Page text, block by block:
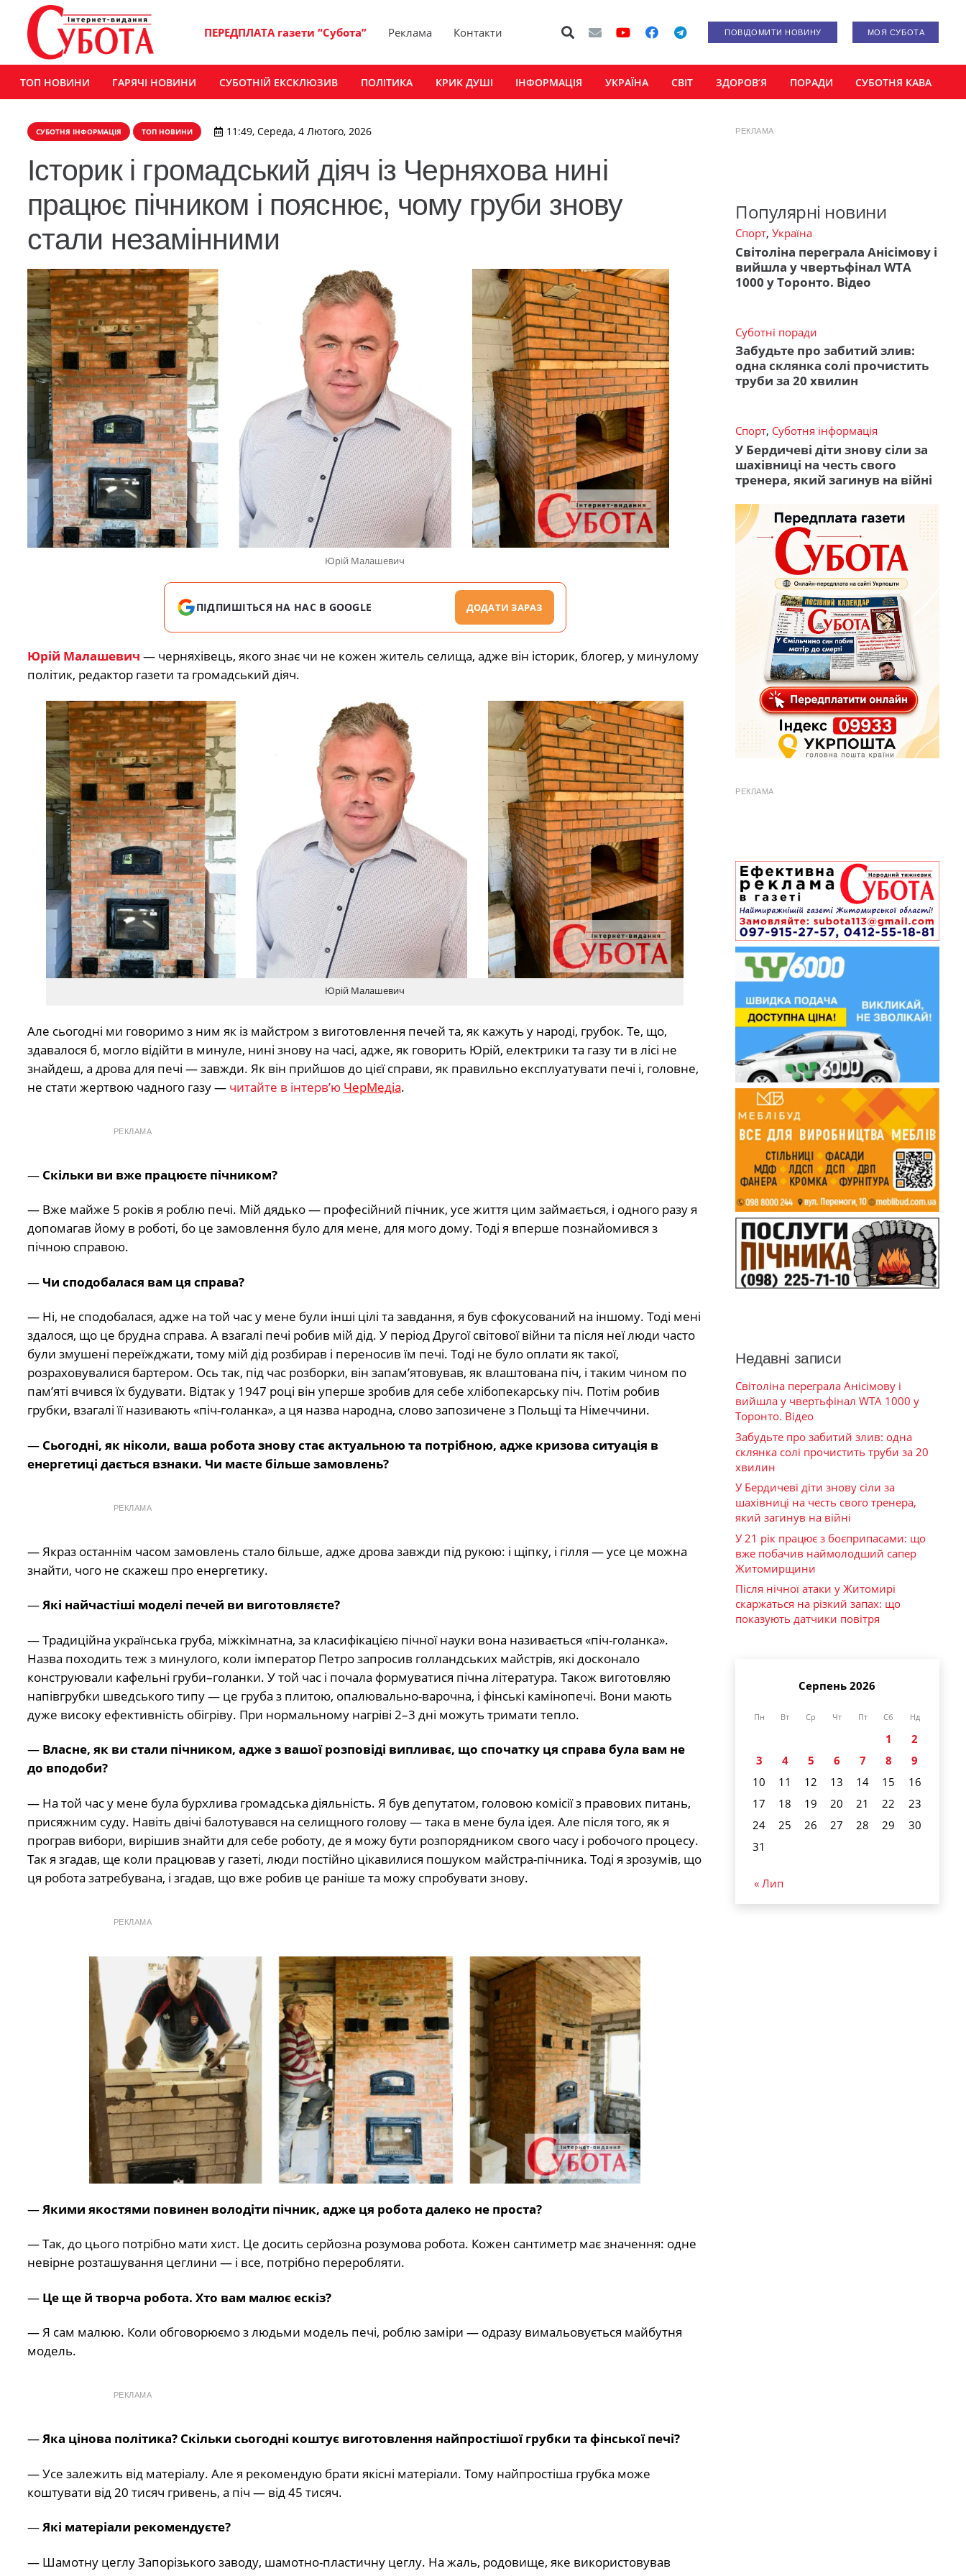
ПЕРЕДПЛАТА газети “Субота” Реклама Контакти ПОВІДОМИТИ НОВИНУ МОЯ СУБОТА
ТОП НОВИНИ ГАРЯЧІ НОВИНИ СУБОТНІЙ ЕКСКЛЮЗИВ ПОЛІТИКА КРИК ДУШІ ІНФОРМАЦІЯ УКРАЇНА СВІТ ЗДОРОВ’Я ПОРАДИ СУБОТНЯ КАВА
СУБОТНЯ ІНФОРМАЦІЯ ТОП НОВИНИ 11:49, Середа, 4 Лютого, 2026
Історик і громадський діяч із Черняхова нині
працює пічником і пояснює, чому груби знову
стали незамінними
Юрій Малашевич
ПІДПИШІТЬСЯ НА НАС В GOOGLE ДОДАТИ ЗАРАЗ
Юрій Малашевич — черняхівець, якого знає чи не кожен житель селища, адже він історик, блогер, у минулому
політик, редактор газети та громадський діяч.
Юрій Малашевич
Але сьогодні ми говоримо з ним як із майстром з виготовлення печей та, як кажуть у народі, грубок. Те, що,
здавалося б, могло відійти в минуле, нині знову на часі, адже, як говорить Юрій, електрики та газу ти в лісі не
знайдеш, а дрова для печі — завжди. Як він прийшов до цієї справи, як правильно експлуатувати печі і, головне,
не стати жертвою чадного газу — читайте в інтерв’ю ЧерМедіа.
РЕКЛАМА
— Скільки ви вже працюєте пічником?
— Вже майже 5 років я роблю печі. Мій дядько — професійний пічник, усе життя цим займається, і одного разу я
допомагав йому в роботі, бо це замовлення було для мене, для мого дому. Тоді я вперше познайомився з
пічною справою.
—Чи сподобалася вам ця справа?
— Ні, не сподобалася, адже на той час у мене були інші цілі та завдання, я був сфокусований на іншому. Тоді мені
здалося, що це брудна справа. А взагалі печі робив мій дід. У період Другої світової війни та після неї люди часто
були змушені переїжджати, тому мій дід розбирав і переносив їм печі. Тоді не було оплати як такої,
розраховувалися бартером. Ось так, під час розборки, він запам’ятовував, як влаштована піч, і таким чином по
пам’яті вчився їх будувати. Відтак у 1947 році він уперше зробив для себе хлібопекарську піч. Потім робив
грубки, взагалі її називають «піч-голанка», а ця назва народна, слово запозичене з Польщі та Німеччини.
— Сьогодні, як ніколи, ваша робота знову стає актуальною та потрібною, адже кризова ситуація в
енергетиці дається взнаки. Чи маєте більше замовлень?
РЕКЛАМА
— Якраз останнім часом замовлень стало більше, адже дрова завжди під рукою: і щіпку, і гілля — усе це можна
знайти, чого не скажеш про енергетику.
—Які найчастіші моделі печей ви виготовляєте?
— Традиційна українська груба, міжкімнатна, за класифікацією пічної науки вона називається «піч-голанка».
Назва походить теж з минулого, коли імператор Петро запросив голландських майстрів, які досконало
конструювали кафельні груби–голанки. У той час і почала формуватися пічна література. Також виготовляю
напівгрубки шведського типу — це груба з плитою, опалювально-варочна, і фінські камінопечі. Вони мають
дуже високу ефективність обігріву. При нормальному нагріві 2–3 дні можуть тримати тепло.
— Власне, як ви стали пічником, адже з вашої розповіді випливає, що спочатку ця справа була вам не
до вподоби?
— На той час у мене була бурхлива громадська діяльність. Я був депутатом, головою комісії з правових питань,
присяжним суду. Навіть двічі балотувався на селищного голову — така в мене була ідея. Але після того, як я
програв вибори, вирішив знайти для себе роботу, де я можу бути розпорядником свого часу і робочого процесу.
Так я згадав, ще коли працював у газеті, люди постійно цікавилися пошуком майстра-пічника. Тоді я зрозумів, що
ця робота затребувана, і згадав, що вже робив це раніше та можу спробувати знову.
РЕКЛАМА
—Якими якостями повинен володіти пічник, адже ця робота далеко не проста?
— Так, до цього потрібно мати хист. Це досить серйозна розумова робота. Кожен сантиметр має значення: одне
невірне розташування цеглини — і все, потрібно переробляти.
— Це ще й творча робота. Хто вам малює ескіз?
— Я сам малюю. Коли обговорюємо з людьми модель печі, роблю заміри — одразу вимальовується майбутня
модель.
РЕКЛАМА
—Яка цінова політика? Скільки сьогодні коштує виготовлення найпростішої грубки та фінської печі?
— Усе залежить від матеріалу. Але я рекомендую брати якісні матеріали. Тому найпростіша грубка може
коштувати від 20 тисяч гривень, а піч — від 45 тисяч.
—Які матеріали рекомендуєте?
— Шамотну цеглу Запорізького заводу, шамотно-пластичну цеглу. На жаль, родовище, яке використовував
РЕКЛАМА
Популярні новини
Спорт, Україна
Світоліна переграла Анісімову і
вийшла у чвертьфінал WTA
1000 у Торонто. Відео
Суботні поради
Забудьте про забитий злив:
одна склянка солі прочистить
труби за 20 хвилин
Спорт, Суботня інформація
У Бердичеві діти знову сіли за
шахівниці на честь свого
тренера, який загинув на війні
РЕКЛАМА
Недавні записи
Світоліна переграла Анісімову і
вийшла у чвертьфінал WTA 1000 у
Торонто. Відео
Забудьте про забитий злив: одна
склянка солі прочистить труби за 20
хвилин
У Бердичеві діти знову сіли за
шахівниці на честь свого тренера,
який загинув на війні
У 21 рік працює з боєприпасами: що
вже побачив наймолодший сапер
Житомирщини
Після нічної атаки у Житомирі
скаржаться на різкий запах: що
показують датчики повітря
Серпень 2026
Пн Вт Ср Чт Пт Сб Нд
1
2
3
4 5 6 7 8
9
10
11 12 13 14 15
16
17
18 19 20 21 22
23
24
25 26 27 28 29
30
31
« Лип